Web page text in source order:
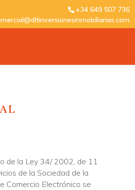
+34 649 507 736
de la Ley 34/ 2002, de 11
de la Sociedad de la
Comercio Electrónico se